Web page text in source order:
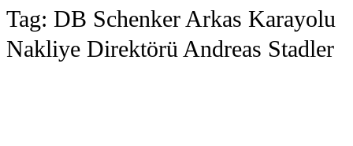
Tag: DB Schenker Arkas Karayolu
Nakliye Direktörü Andreas Stadler